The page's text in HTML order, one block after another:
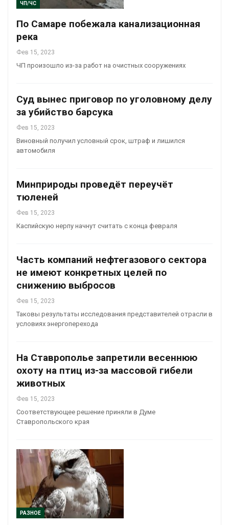
ЧП/ЧС
По Самаре побежала канализационная
река
Фев 15, 2023
ЧП произошло из-за работ на очистных сооружениях
Суд вынес приговор по уголовному делу
за убийство барсука
Фев 15, 2023
Виновный получил условный срок, штраф и лишился
автомобиля
Минприроды проведёт переучёт
тюленей
Фев 15, 2023
Каспийскую нерпу начнут считать с конца февраля
Часть компаний нефтегазового сектора
не имеют конкретных целей по
снижению выбросов
Фев 15, 2023
Таковы результаты исследования представителей отрасли в
условиях энергоперехода
На Ставрополье запретили весеннюю
охоту на птиц из-за массовой гибели
животных
Фев 15, 2023
Соответствующее решение приняли в Думе
Ставропольского края
РАЗНОЕ